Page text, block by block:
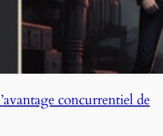
concurrentiel de